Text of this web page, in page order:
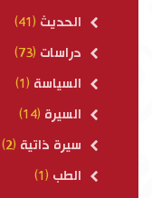
الحديث (41)
دراسات (73)
السياسة (1)
السيرة (14)
سيرة ذاتية (2)
الطب (1)